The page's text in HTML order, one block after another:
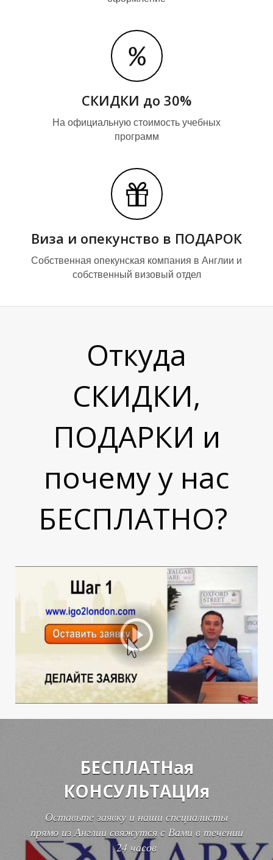
И
Д
Е
СКИДКИ до 30%
На официальную стоимость учебных
программ
Виза и опекунство в ПОДАРОК
Собственная опекунская компания в Англии и
собственный визовый отдел
Откуда
СКИДКИ,
ПОДАРКИ и
почему у нас
БЕСПЛАТНО?
БЕСПЛАТНая
КОНСУЛЬТАЦИя
Оставьте заявку и наши специалисты
прямо из Англии свяжутся с Вами в течении
24 часов
И
Д
Е